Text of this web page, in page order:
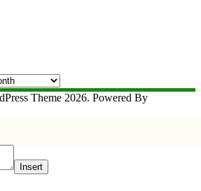
Theme 2026. Powered By
Insert